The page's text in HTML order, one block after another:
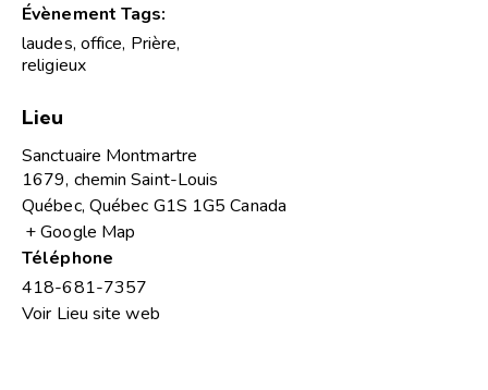
Évènement Tags:
laudes, office, Prière,
religieux
Lieu
Sanctuaire Montmartre
1679, chemin Saint-Louis
Québec, Québec G1S 1G5 Canada
+ Google Map
Téléphone
418-681-7357
Voir Lieu site web